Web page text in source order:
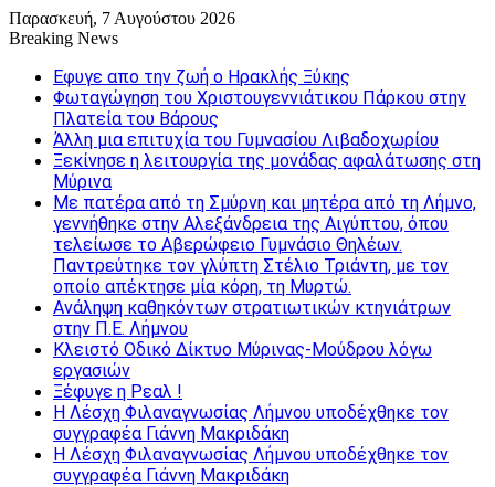
Παρασκευή, 7 Αυγούστου 2026
Breaking News
Εφυγε απο την ζωή o Ηρακλής Ξύκης
Φωταγώγηση του Χριστουγεννιάτικου Πάρκου στην
Πλατεία του Βάρους
Άλλη μια επιτυχία του Γυμνασίου Λιβαδοχωρίου
Ξεκίνησε η λειτουργία της μονάδας αφαλάτωσης στη
Μύρινα
Με πατέρα από τη Σμύρνη και μητέρα από τη Λήμνο,
γεννήθηκε στην Αλεξάνδρεια της Αιγύπτου, όπου
τελείωσε το Αβερώφειο Γυμνάσιο Θηλέων.
Παντρεύτηκε τον γλύπτη Στέλιο Τριάντη, με τον
οποίο απέκτησε μία κόρη, τη Μυρτώ.
Ανάληψη καθηκόντων στρατιωτικών κτηνιάτρων
στην Π.Ε. Λήμνου
Κλειστό Οδικό Δίκτυο Μύρινας-Μούδρου λόγω
εργασιών
Ξέφυγε η Ρεαλ !
Η Λέσχη Φιλαναγνωσίας Λήμνου υποδέχθηκε τον
συγγραφέα Γιάννη Μακριδάκη
Η Λέσχη Φιλαναγνωσίας Λήμνου υποδέχθηκε τον
συγγραφέα Γιάννη Μακριδάκη